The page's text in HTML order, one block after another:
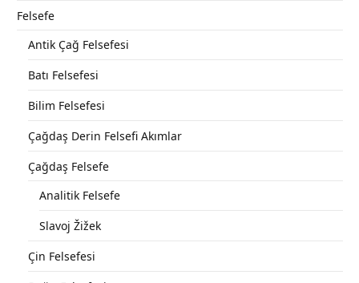
Felsefe
Antik Çağ Felsefesi
Batı Felsefesi
Bilim Felsefesi
Çağdaş Derin Felsefi Akımlar
Çağdaş Felsefe
Analitik Felsefe
Slavoj Žižek
Çin Felsefesi